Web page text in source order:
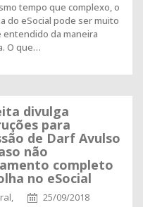
tempo que complexo, o
do eSocial pode ser muito
entendido da maneira
O que…
divulga
para
de Darf Avulso
não
completo
no eSocial
25/09/2018